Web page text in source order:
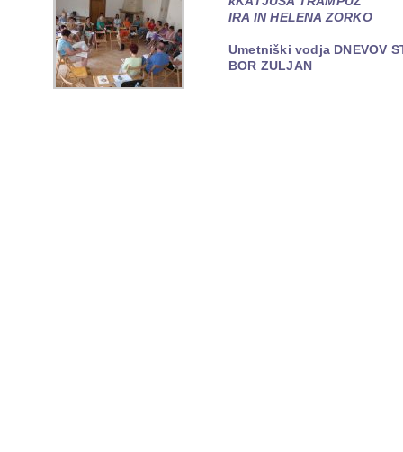
IRA IN HELENA ZORKO
Umetniški vodja DNEVOV
BOR ZULJAN